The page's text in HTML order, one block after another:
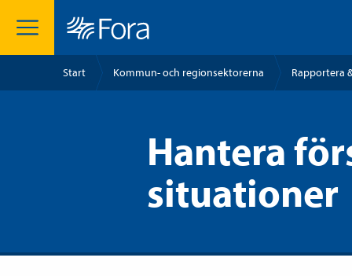
Start Kommun- och regionsektorerna Rapportera
Hantera
situationer